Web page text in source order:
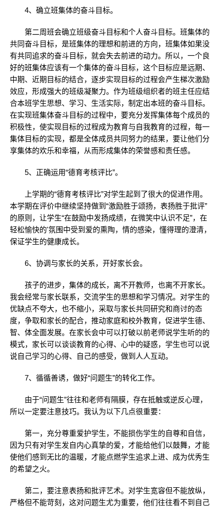
4、确立班集体的奋斗目标。
第二周班会确立班级奋斗目标和个人奋斗目标。班集体的
共同奋斗目标，是班集体的理想和前进的方向，班集体如果没
有共同追求的奋斗目标，就会失去前进的动力。所以，一个良
好的班集体应该有一个集体的奋斗目标，这个目标应是远期、
中期、近期目标的结合，逐步实现目标的过程会产生梯次激励
效应，形成强大的班级凝聚力。作为班级组织者的班主任应结
合本班学生思想、学习、生活实际，制定出本班的奋斗目标。
在实现班集体奋斗目标的过程中，要充分发挥集体每个成员的
积极性，使实现目标的过程成为教育与自我教育的过程，每一
集体目标的实现，都是全体成员共同努力的结果，要让他们分
享集体的欢乐和幸福，从而形成集体的荣誉感和责任感。
5、正确运用“德育考核评比”。
上学期的“德育考核评比”对学生起到了很大的促进作用。
本学期在评价中继续坚持做到“激励胜于颂扬，表扬胜于批评”
的原则，让学生“在鼓励中发扬成绩，在微笑中认识不足”，在
轻松愉快的'氛围中受到爱的熏陶，情的感染，懂得理的澄清，
保证学生的健康成长。
6、协调与家长的关系，开好家长会。
孩子的进步，集体的成长，离不开教师，也离不开家长。
我会经常与家长联系，交流学生的思想和学习情况。对学生的
优缺点不夸大，也不缩小，采取与家长共同研究和商讨的态
度，争取和家长的配合，推动家庭和校外教育，促进学生德、
智、体全面发展。在家长会中可以打破以前老师说学生听的的
模式，家长可以谈谈教育的心得、心中的疑惑，学生也可以说
说自己学习的心得、自己的感受，做到人人互动。
7、循循善诱，做好“问题生”的转化工作。
由于“问题生”往往和老师有隔膜，存在抵触或逆反心理，
所以一定要注意技巧。我认为以下几点很重要：
第一，充分尊重爱护学生，不能损伤学生的自尊和自信，
因为只有对学生发自内心真挚的爱，才能给他们以鼓舞，才能
使他们感到无比的温暖，才能点燃学生追求上进、成为优秀生
的希望之火。
第二，要注意表扬和批评艺术。对学生宽容但不能放纵，
严格但不能苛刻，这对问题生尤为重要，他们往往看不到自己